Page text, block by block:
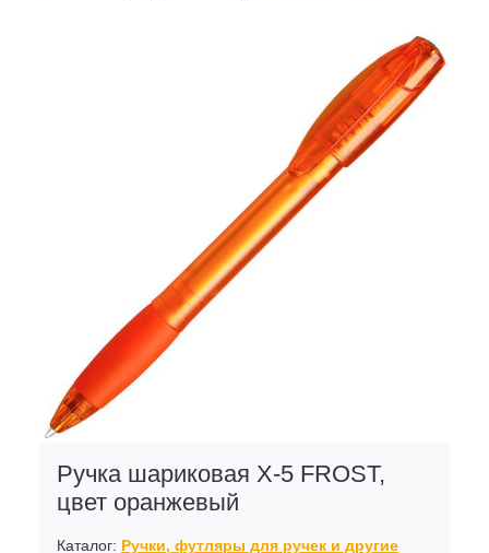
Ручка шариковая X-5 FROST,
цвет оранжевый
Каталог: Ручки, футляры для ручек и другие